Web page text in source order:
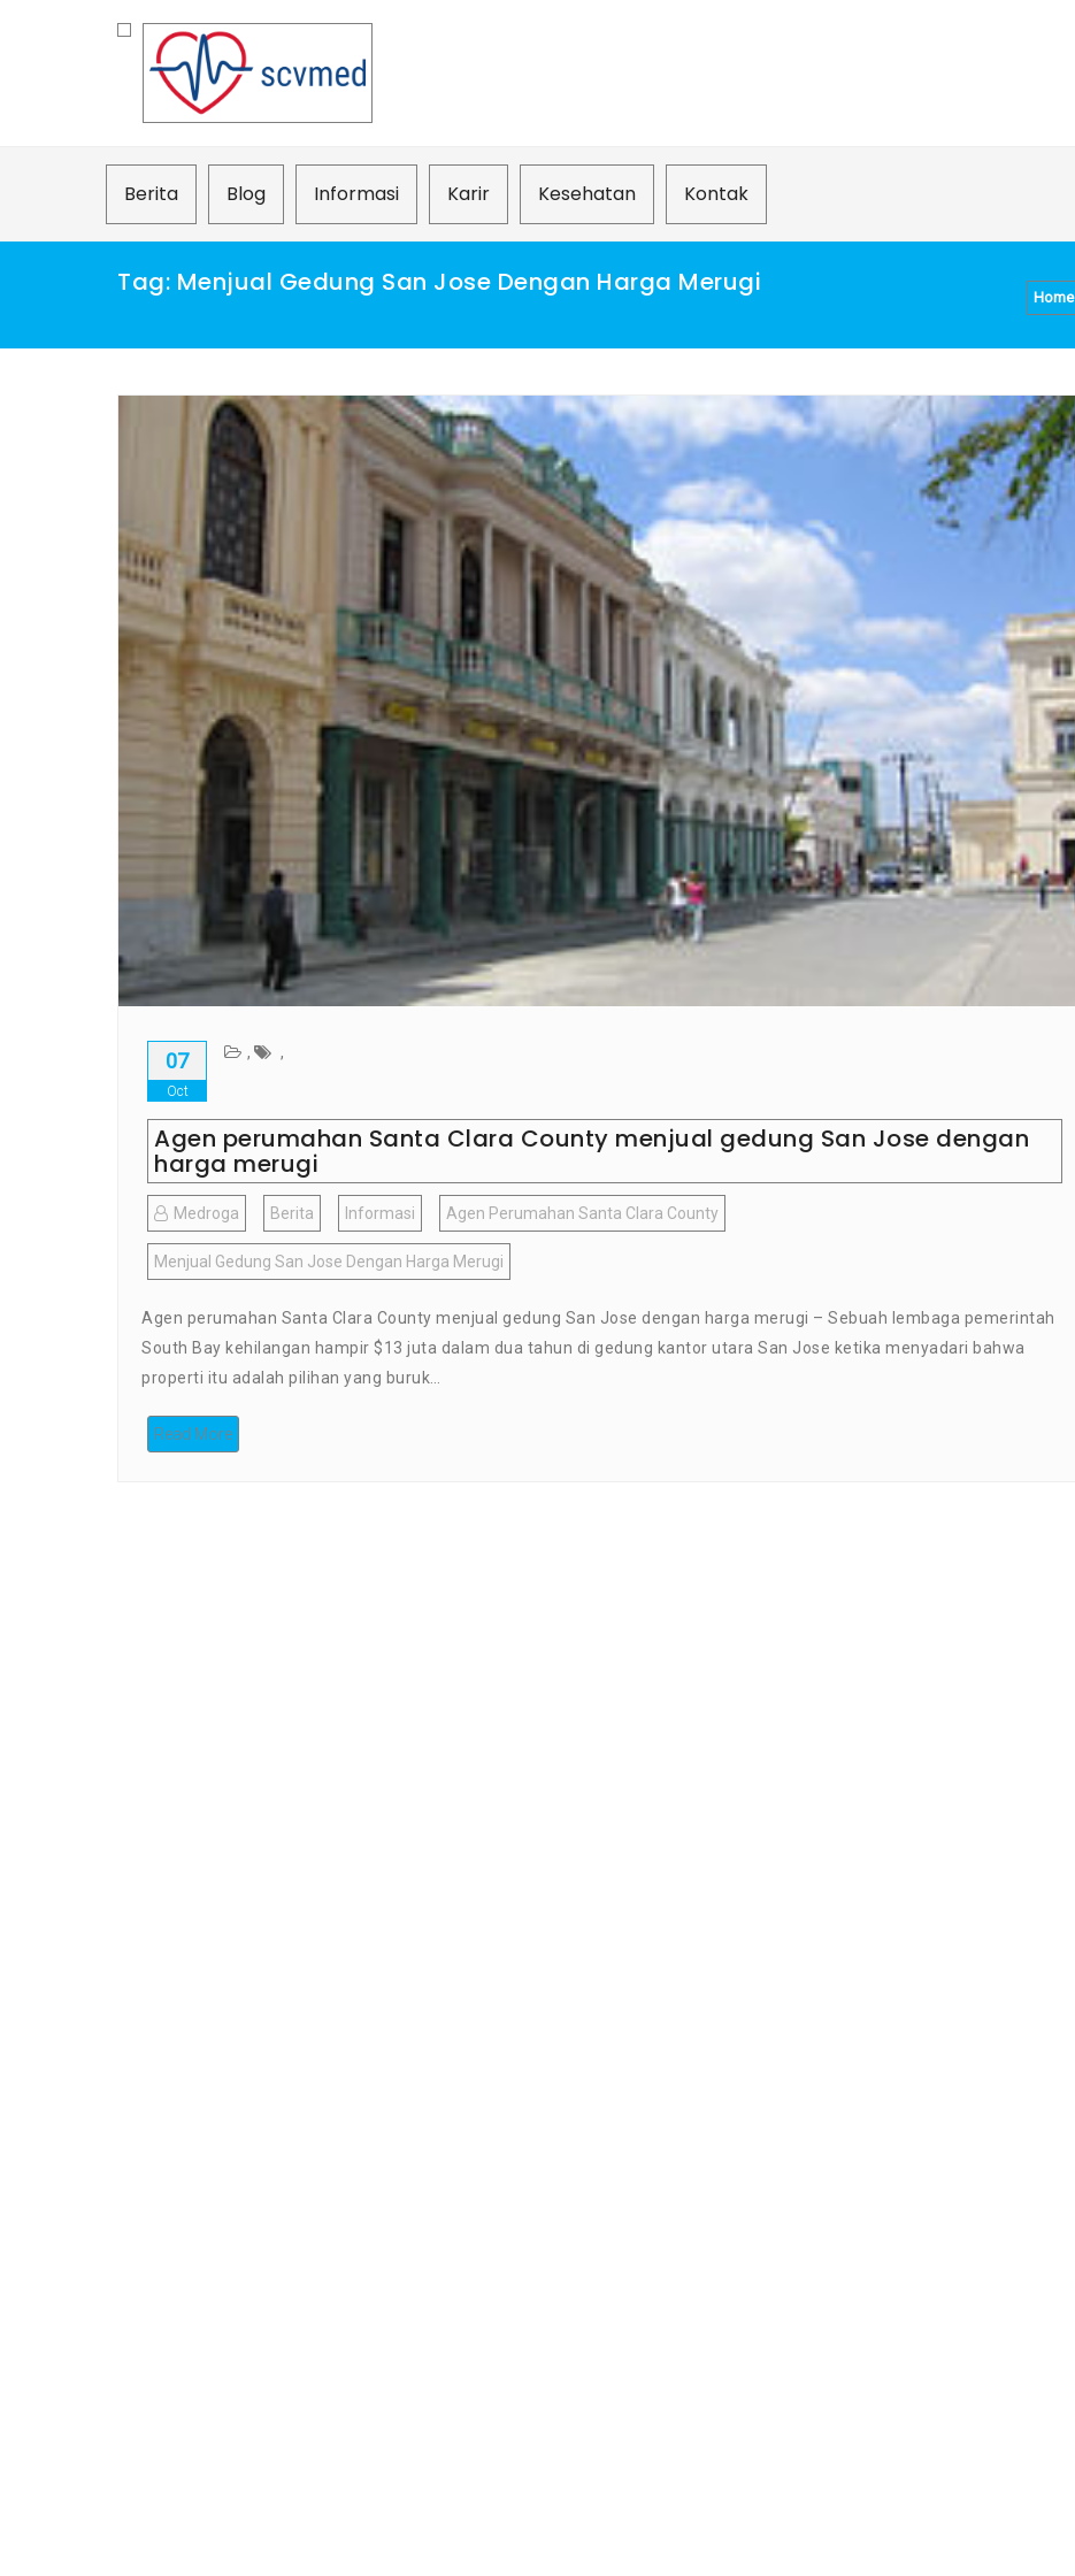
Berita Blog Informasi Karir Kesehatan Kontak
Tag: Menjual Gedung San Jose Dengan Harga Merugi Home
07
Oct
Agen perumahan Santa Clara County menjual gedung San Jose dengan
harga merugi
Medroga Berita
,
Informasi Agen Perumahan Santa Clara County
,
Menjual Gedung San Jose Dengan Harga Merugi
Agen perumahan Santa Clara County menjual gedung San Jose dengan harga merugi – Sebuah lembaga pemerintah
South Bay kehilangan hampir $13 juta dalam dua tahun di gedung kantor utara San Jose ketika menyadari bahwa
properti itu adalah pilihan yang buruk…
Read More